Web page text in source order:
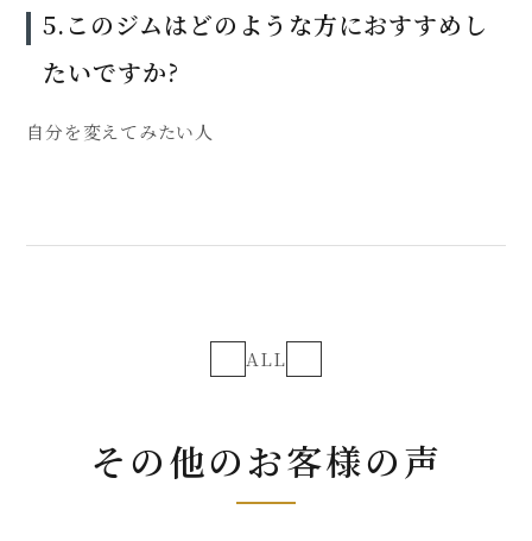
5.このジムはどのような方におすすめし
たいですか?
自分を変えてみたい人
ALL
その他のお客様の声